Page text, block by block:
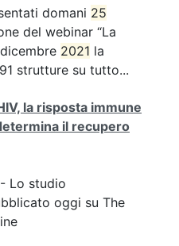
domani 25
del webinar “La
2021 la
strutture su tutto...
la risposta immune
il recupero
- Lo studio
oggi su The